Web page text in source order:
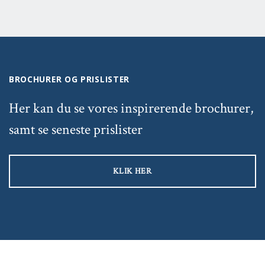
BROCHURER OG PRISLISTER
Her kan du se vores inspirerende brochurer,
samt se seneste prislister
KLIK HER